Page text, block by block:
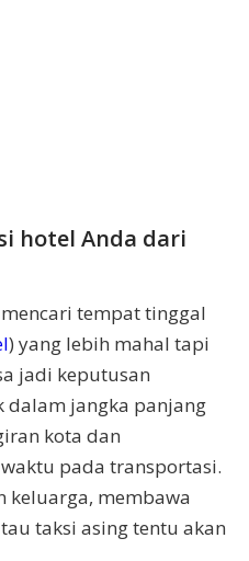
hotel Anda dari
tempat tinggal
) yang lebih mahal tapi
jadi keputusan
dalam jangka panjang
kota dan
pada transportasi.
keluarga, membawa
taksi asing tentu akan